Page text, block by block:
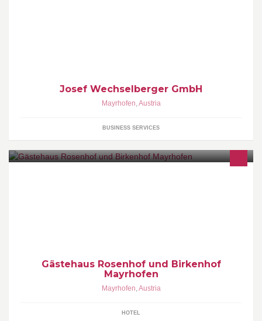
Josef Wechselberger GmbH
Mayrhofen,Austria
BUSINESS SERVICES
Gästehaus Rosenhof und Birkenhof
Mayrhofen
Mayrhofen,Austria
HOTEL